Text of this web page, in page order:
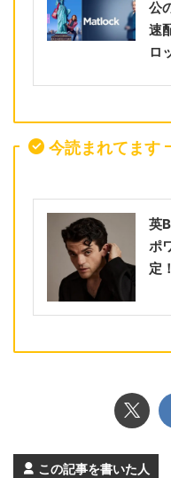
公
速
ロ
今読まれてます
英
ポ
定！
この記事を書いた人